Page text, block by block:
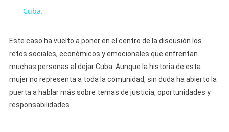
Cuba.
Este caso ha vuelto a poner en el centro de la discusión los
retos sociales, económicos y emocionales que enfrentan
muchas personas al dejar Cuba. Aunque la historia de esta
mujer no representa a toda la comunidad, sin duda ha abierto la
puerta a hablar más sobre temas de justicia, oportunidades y
responsabilidades.